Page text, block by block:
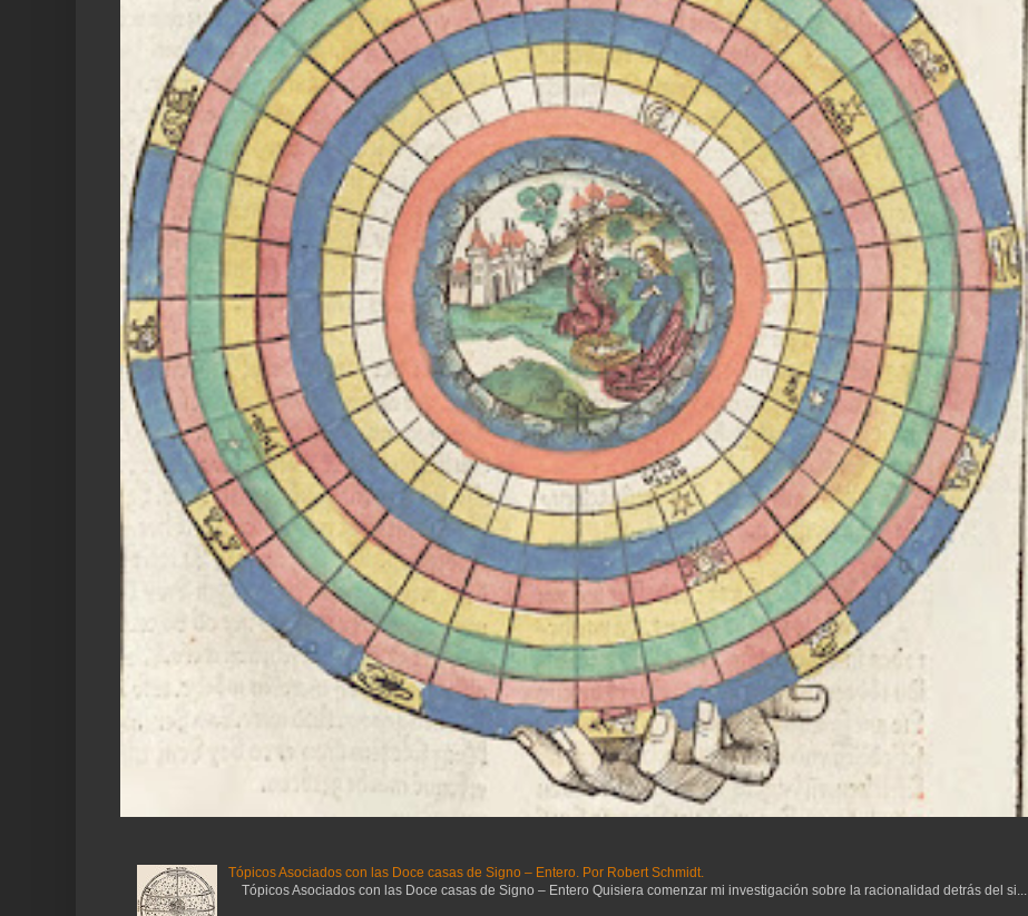
Tópicos Asociados con las Doce casas de Signo – Entero. Por Robert Schmidt.
Tópicos Asociados con las Doce casas de Signo – Entero Quisiera comenzar mi investigación sobre la racionalidad detrás del si...